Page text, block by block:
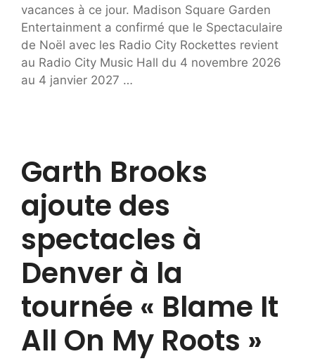
vacances à ce jour. Madison Square Garden
Entertainment a confirmé que le Spectaculaire
de Noël avec les Radio City Rockettes revient
au Radio City Music Hall du 4 novembre 2026
au 4 janvier 2027 …
Garth Brooks
ajoute des
spectacles à
Denver à la
tournée « Blame It
All On My Roots »